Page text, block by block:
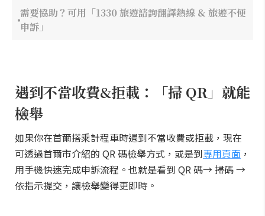
需要協助？可用「1330 旅遊諮詢翻譯熱線 & 旅遊不便
申訴」
遇到不當收費&拒載：「掃 QR」就能
檢舉
如果你在首爾搭乘計程車時遇到不當收費或拒載，現在
可透過首爾市介紹的 QR 碼檢舉方式，或是到專用頁面 ，
用手機快速完成申訴流程。也就是看到 QR 碼→ 掃碼 →
依指示提交，讓檢舉變得更即時。